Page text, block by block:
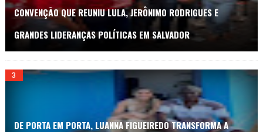
CONVENÇÃO QUE REUNIU LULA, JERÔNIMO RODRIGUES E
GRANDES LIDERANÇAS POLÍTICAS EM SALVADOR
DE PORTA EM PORTA, LUANNA FIGUEIREDO TRANSFORMA A